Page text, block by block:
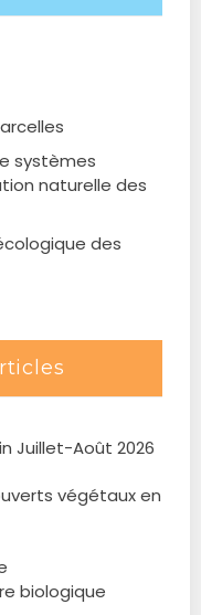
systèmes
naturelle des
des
Juillet-Août 2026
biologique